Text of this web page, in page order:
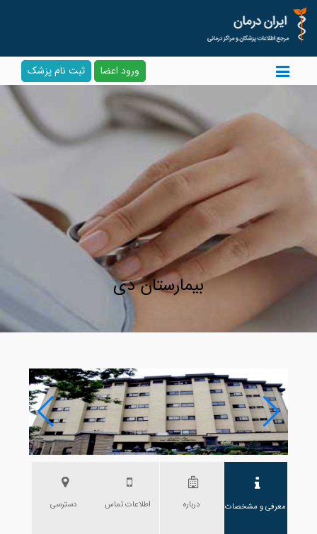
ورود اعضا ثبت نام پزشک
بیمارستان دی
معرفی و مشخصات درباره اطلاعات تماس دسترسی